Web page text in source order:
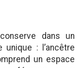
dans un
unique : l’ancêtre
un espace